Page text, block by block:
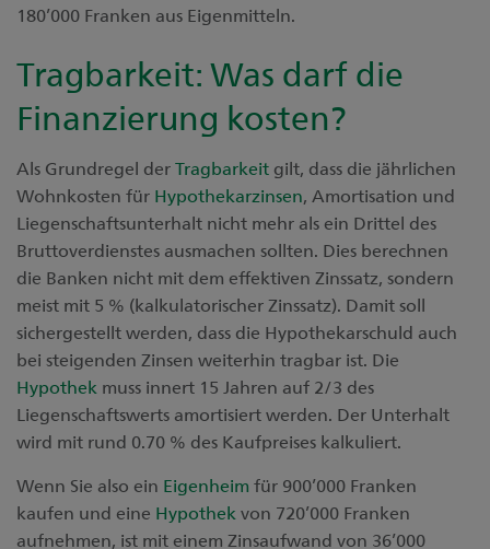
180’000 Franken aus Eigenmitteln.
Tragbarkeit: Was darf die
Finanzierung kosten?
Als Grundregel derTragbarkeit gilt, dass die jährlichen
Wohnkosten für Hypothekarzinsen, Amortisation und
Liegenschaftsunterhalt nicht mehr als ein Drittel des
Bruttoverdienstes ausmachen sollten. Dies berechnen
die Banken nicht mit dem effektiven Zinssatz, sondern
meist mit 5 % (kalkulatorischer Zinssatz). Damit soll
sichergestellt werden, dass die Hypothekarschuld auch
bei steigenden Zinsen weiterhin tragbar ist. Die
Hypothek muss innert 15 Jahren auf 2/3 des
Liegenschaftswerts amortisiert werden. Der Unterhalt
wird mit rund 0.70 % des Kaufpreises kalkuliert.
Wenn Sie also ein Eigenheim für 900’000 Franken
kaufen und eine Hypothek von 720’000 Franken
aufnehmen, ist mit einem Zinsaufwand von 36’000